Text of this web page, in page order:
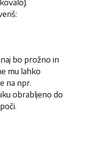
bo prožno in
mu lahko
na npr.
obrabljeno do